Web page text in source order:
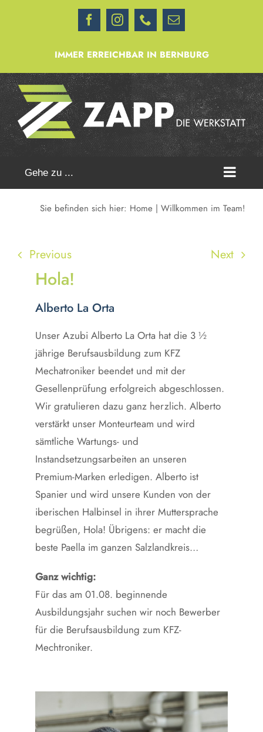
FacebookInstagramTelefon
E-
IMMER ERREICHBAR IN BERNBURG
Gehe zu ...
Sie befinden sich hier: Home Willkommen im Team!
Previous Next
Hola!
Alberto La Orta
Unser Azubi Alberto La Orta hat die 3 ½
jährige Berufsausbildung zum KFZ
Mechatroniker beendet und mit der
Gesellenprüfung erfolgreich abgeschlossen.
Wir gratulieren dazu ganz herzlich. Alberto
verstärkt unser Monteurteam und wird
sämtliche Wartungs- und
Instandsetzungsarbeiten an unseren
Premium-Marken erledigen. Alberto ist
Spanier und wird unsere Kunden von der
iberischen Halbinsel in ihrer Muttersprache
begrüßen, Hola! Übrigens: er macht die
beste Paella im ganzen Salzlandkreis…
Ganz wichtig:
Für das am 01.08. beginnende
Ausbildungsjahr suchen wir noch Bewerber
für die Berufsausbildung zum KFZ-
Mechtroniker.